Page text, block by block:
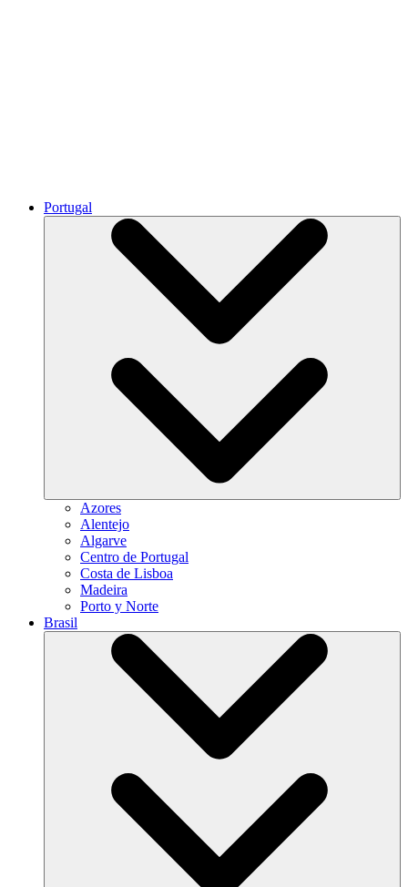
Portugal
Azores
Alentejo
Algarve
Centro de Portugal
Costa de Lisboa
Madeira
Porto y Norte
Brasil